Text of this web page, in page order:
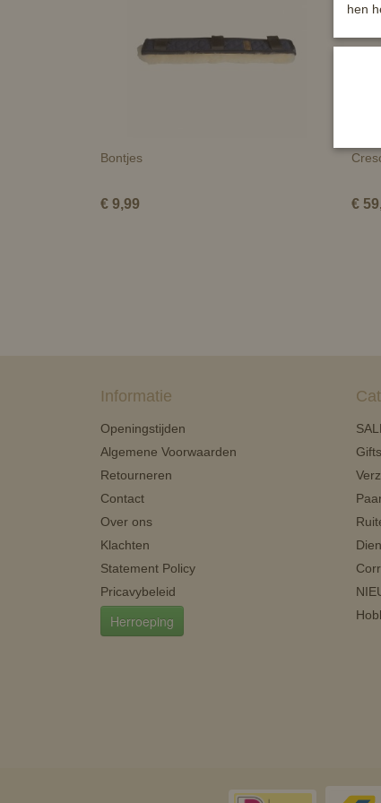
Bontjes
€ 9,99 €
Informatie
Openingstijden
Algemene Voorwaarden
Retourneren
Contact
Over ons
Klachten
Statement Policy
Pricavybeleid
Herroeping
hen